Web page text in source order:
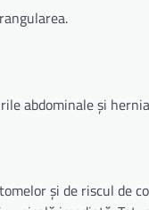
abdominale și
și de riscul de